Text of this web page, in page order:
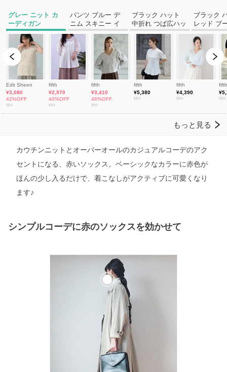
カウチンニットとオーバーオールのカジュアルコーデのアク
セントになる、赤いソックス。ベーシックなカラーに赤色が
ほんの少し入るだけで、着こなしがアクティブに可愛くなり
ます♪
シンプルコーデに赤のソックスを効かせて